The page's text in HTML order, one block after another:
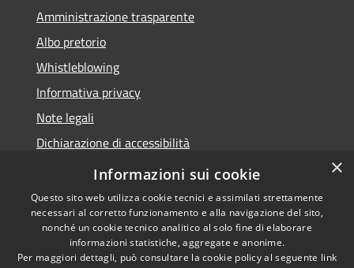
Amministrazione trasparente
Albo pretorio
Whistleblowing
Informativa privacy
Note legali
Dichiarazione di accessibilità
Obiettivi di accessibilità
Copyright © 2026 • Comune di
×
Informazioni sui cookie
Questo sito web utilizza cookie tecnici e assimilati strettamente
necessari al corretto funzionamento e alla navigazione del sito,
nonché un cookie tecnico analitico al solo fine di elaborare
informazioni statistiche, aggregate e anonime.
Per maggiori dettagli, può consultare la cookie policy al seguente link